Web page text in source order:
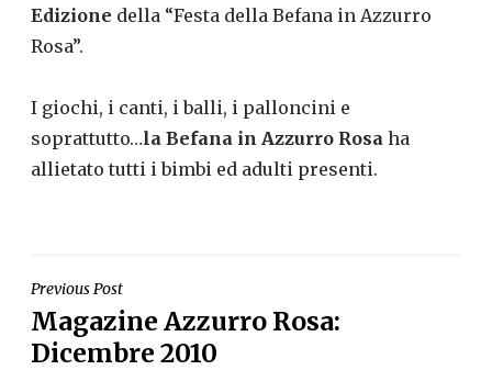
Edizione della “Festa della Befana in Azzurro
Rosa”.
I giochi, i canti, i balli, i palloncini e
soprattutto…la Befana in Azzurro Rosa ha
allietato tutti i bimbi ed adulti presenti.
NAVIGAZIONE
ARTICOLI
Previous Post
Magazine Azzurro Rosa:
Dicembre 2010